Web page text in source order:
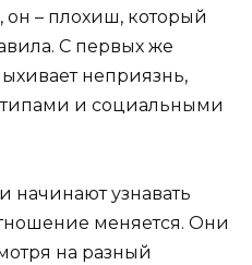
– плохиш, который
С первых же
неприязнь,
и социальными
начинают узнавать
меняется. Они
на разный